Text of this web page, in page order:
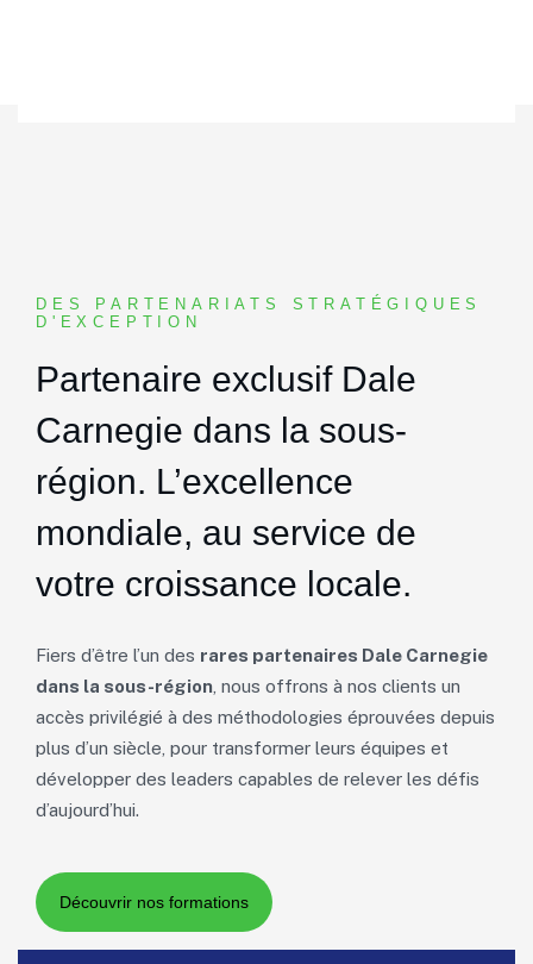
DES PARTENARIATS STRATÉGIQUES
D'EXCEPTION
Partenaire exclusif Dale
Carnegie dans la sous-
région. L’excellence
mondiale, au service de
votre croissance locale.
Fiers d’être l’un des rares partenaires Dale Carnegie
dans la sous-région , nous offrons à nos clients un
accès privilégié à des méthodologies éprouvées depuis
plus d’un siècle, pour transformer leurs équipes et
développer des leaders capables de relever les défis
d’aujourd’hui.